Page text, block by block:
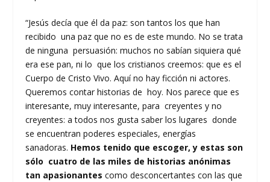
“Jesús decía que él da paz: son tantos los que han
recibido una paz que no es de este mundo. No se trata
de ninguna persuasión: muchos no sabían siquiera qué
era ese pan, ni lo que los cristianos creemos: que es el
Cuerpo de Cristo Vivo. Aquí no hay ficción ni actores.
Queremos contar historias de hoy. Nos parece que es
interesante, muy interesante, para creyentes y no
creyentes: a todos nos gusta saber los lugares donde
se encuentran poderes especiales, energías
sanadoras. Hemos tenido que escoger, y estas son
sólo cuatro de las miles de historias anónimas
tan apasionantes como desconcertantes con las que